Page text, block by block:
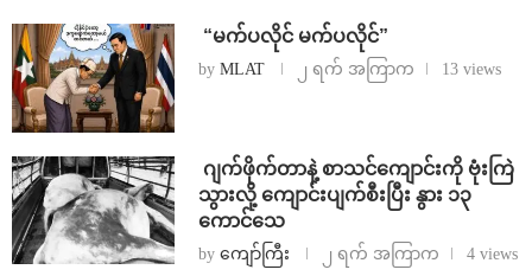
⁨ ⁨“မက်ပလိုင် မက်ပလိုင်”
by MLAT ၂ ရက် အကြာက 13 views
⁨⁩ ⁨ဂျက်ဖိုက်တာနဲ့ စာသင်ကျောင်းကို ဗုံးကြဲ
သွားလို့ ကျောင်းပျက်စီးပြီး နွား ၁၃
ကောင်သေ
by ကျော်ကြီး ၂ ရက် အကြာက 4 views